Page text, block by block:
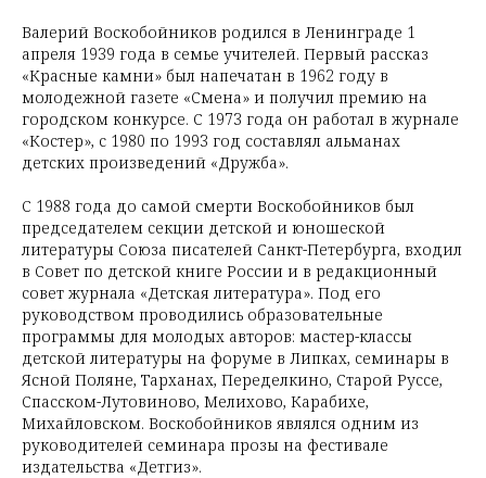
Валерий Воскобойников родился в Ленинграде 1
апреля 1939 года в семье учителей. Первый рассказ
«Красные камни» был напечатан в 1962 году в
молодежной газете «Смена» и получил премию на
городском конкурсе. С 1973 года он работал в журнале
«Костер», с 1980 по 1993 год составлял альманах
детских произведений «Дружба».
С 1988 года до самой смерти Воскобойников был
председателем секции детской и юношеской
литературы Союза писателей Санкт-Петербурга, входил
в Совет по детской книге России и в редакционный
совет журнала «Детская литература». Под его
руководством проводились образовательные
программы для молодых авторов: мастер-классы
детской литературы на форуме в Липках, семинары в
Ясной Поляне, Тарханах, Переделкино, Старой Руссе,
Спасском-Лутовиново, Мелихово, Карабихе,
Михайловском. Воскобойников являлся одним из
руководителей семинара прозы на фестивале
издательства «Детгиз».